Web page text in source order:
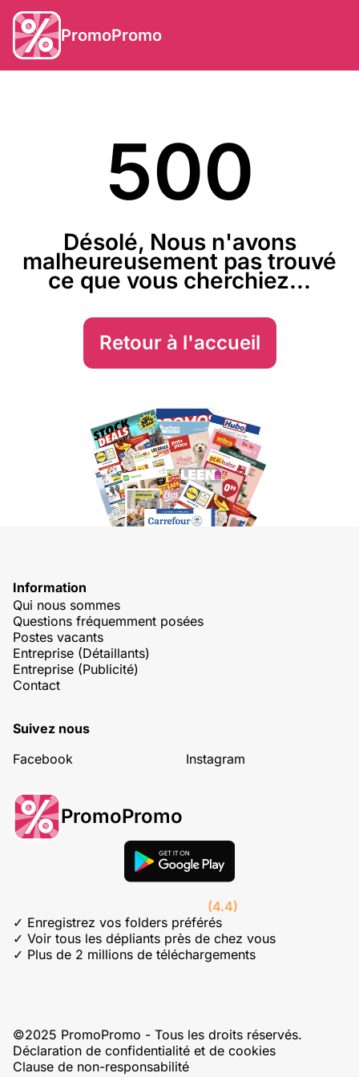
PromoPromo
500
Désolé, Nous n'avons
malheureusement pas trouvé
ce que vous cherchiez...
Retour à l'accueil
Information
Qui nous sommes
Questions fréquemment posées
Postes vacants
Entreprise (Détaillants)
Entreprise (Publicité)
Contact
Suivez nous
Facebook
Instagram
PromoPromo
(4.4)
✓ Enregistrez vos folders préférés
✓ Voir tous les dépliants près de chez vous
✓ Plus de 2 millions de téléchargements
©2025 PromoPromo - Tous les droits réservés.
Déclaration de confidentialité et de cookies
Clause de non-responsabilité